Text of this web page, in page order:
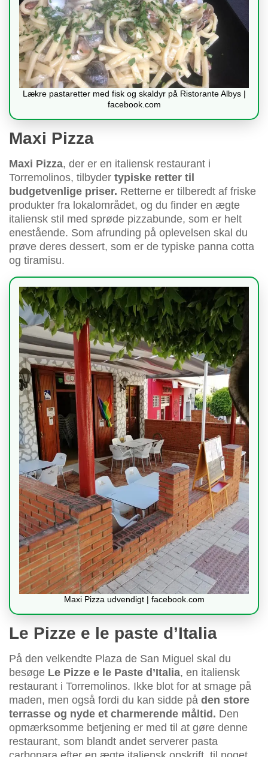
Lækre pastaretter med fisk og skaldyr på Ristorante Albys |
facebook.com
Maxi Pizza
Maxi Pizza, der er en italiensk restaurant i
Torremolinos, tilbyder typiske retter til
budgetvenlige priser. Retterne er tilberedt af friske
produkter fra lokalområdet, og du finder en ægte
italiensk stil med sprøde pizzabunde, som er helt
enestående. Som afrunding på oplevelsen skal du
prøve deres dessert, som er de typiske panna cotta
og tiramisu.
Maxi Pizza udvendigt | facebook.com
Le Pizze e le paste d’Italia
På den velkendte Plaza de San Miguel skal du
besøge Le Pizze e le Paste d’Italia, en italiensk
restaurant i Torremolinos. Ikke blot for at smage på
maden, men også fordi du kan sidde på den store
terrasse og nyde et charmerende måltid. Den
opmærksomme betjening er med til at gøre denne
restaurant, som blandt andet serverer pasta